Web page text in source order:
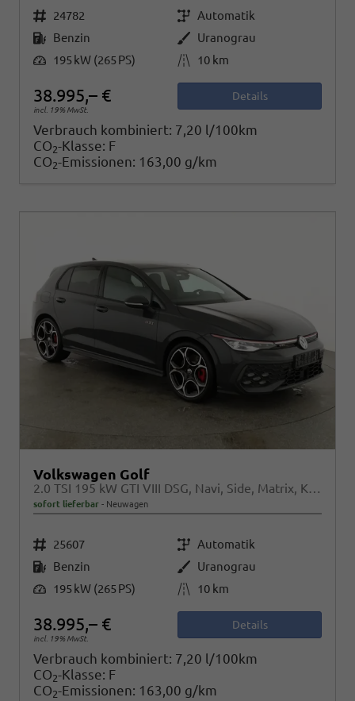
Fahrzeugnr. 24782 Getriebe Automatik
Kraftstoff Benzin Außenfarbe Uranograu
Leistung 195 kW (265 PS) Kilometerstand 10 km
38.995,– €
incl. 19% MwSt.
Details
Verbrauch kombiniert: 7,20 l/100km
CO2-Klasse: F
CO2-Emissionen: 163,00 g/km
Volkswagen Golf
2.0 TSI 195 kW GTI VIII DSG, Navi, Side, Matrix, Kamera, Winter, 19-Zoll
sofort lieferbar Neuwagen
Fahrzeugnr. 25607 Getriebe Automatik
Kraftstoff Benzin Außenfarbe Uranograu
Leistung 195 kW (265 PS) Kilometerstand 10 km
38.995,– €
incl. 19% MwSt.
Details
Verbrauch kombiniert: 7,20 l/100km
CO2-Klasse: F
CO2-Emissionen: 163,00 g/km